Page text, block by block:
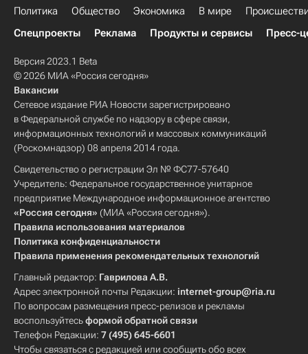
Политика Общество Экономика В мире
Спецпроекты
Реклама Продукты и сервисы Пресс-
Версия 2023.1 Beta
© 2026 МИА «Россия сегодня»
Вакансии
Сетевое издание РИА Новости зарегистрировано
в Федеральной службе по надзору в сфере связи,
информационных технологий и массовых коммуникаций
(Роскомнадзор) 08 апреля 2014 года.
Свидетельство о регистрации Эл № ФС77-57640
Учредитель: Федеральное государственное унитарное
предприятие Международное информационное агентство
«Россия сегодня» (МИА «Россия сегодня»).
Правила использования материалов
Политика конфиденциальности
Правила применения рекомендательных технологий
Главный редактор: Гаврилова А.В.
Адрес электронной почты Редакции: internet-group@ria.ru
По вопросам размещения пресс-релизов и рекламы
воспользуйтесьформой обратной связи
Телефон Редакции: 7 (495) 645-6601
Чтобы связаться с редакцией или сообщить обо всех